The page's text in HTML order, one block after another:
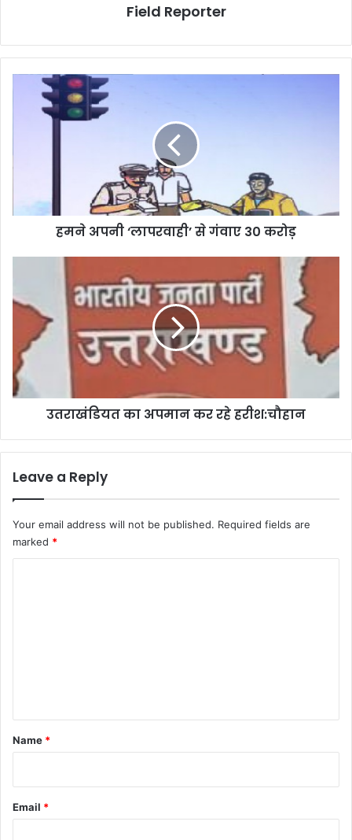
Field Reporter
‘लापरवाही’
हमने अपनी ‘लापरवाही’ से गंवाए 30 करोड़
अपमान
हरीश:चौहान
उतराखंडियत का अपमान कर रहे हरीश:चौहान
Leave a Reply
Your email address will not be published. Required fields are
marked *
*
Name *
Email *